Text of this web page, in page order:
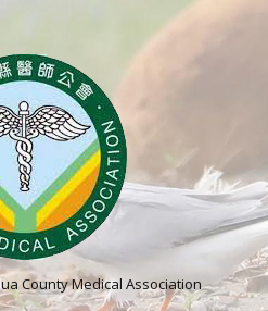
County Medical Association